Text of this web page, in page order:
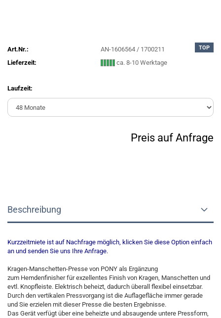
TOP
Art.Nr.:
AN-1606564 / 1700211
Lieferzeit:
ca. 8-10 Werktage
Laufzeit:
Preis auf Anfrage
Beschreibung
Kurzzeitmiete ist auf Nachfrage möglich, klicken Sie diese Option einfach
an und senden Sie uns Ihre Anfrage.
Kragen-Manschetten-Presse von PONY als Ergänzung
zum Hemdenfinisher für exzellentes Finish von Kragen, Manschetten und
evtl. Knopfleiste. Elektrisch beheizt, dadurch überall flexibel einsetzbar.
Durch den vertikalen Pressvorgang ist die Auflagefläche immer gerade
und Sie erzielen mit dieser Presse die besten Ergebnisse.
Das Gerät verfügt über eine beheizte und absaugende untere Pressform,